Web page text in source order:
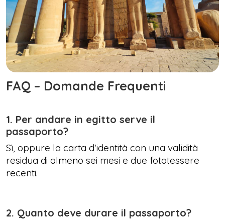
FAQ – Domande Frequenti
1. Per andare in egitto serve il
passaporto?
Sì, oppure la carta d'identità con una validità
residua di almeno sei mesi e due fototessere
recenti.
2. Quanto deve durare il passaporto?